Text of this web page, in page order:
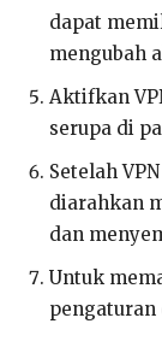
dapat
mengubah
Aktifkan
serupa di
Setelah
diarahkan
dan
Untuk
pengaturan